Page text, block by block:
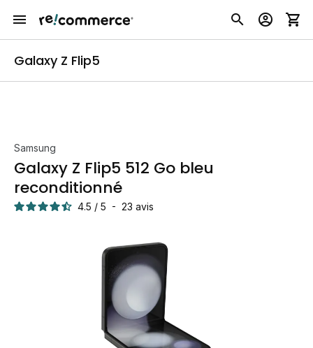
Galaxy Z Flip5
Samsung
Galaxy Z Flip5 512 Go bleu
reconditionné
4.5 / 5 - 23 avis